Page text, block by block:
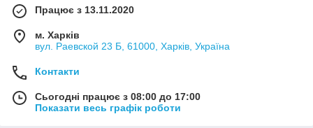
Працює з 13.11.2020
м. Харків
вул. Раевской 23 Б, 61000, Харків, Україна
Контакти
Сьогодні працює з 08:00 до 17:00
Показати весь графік роботи